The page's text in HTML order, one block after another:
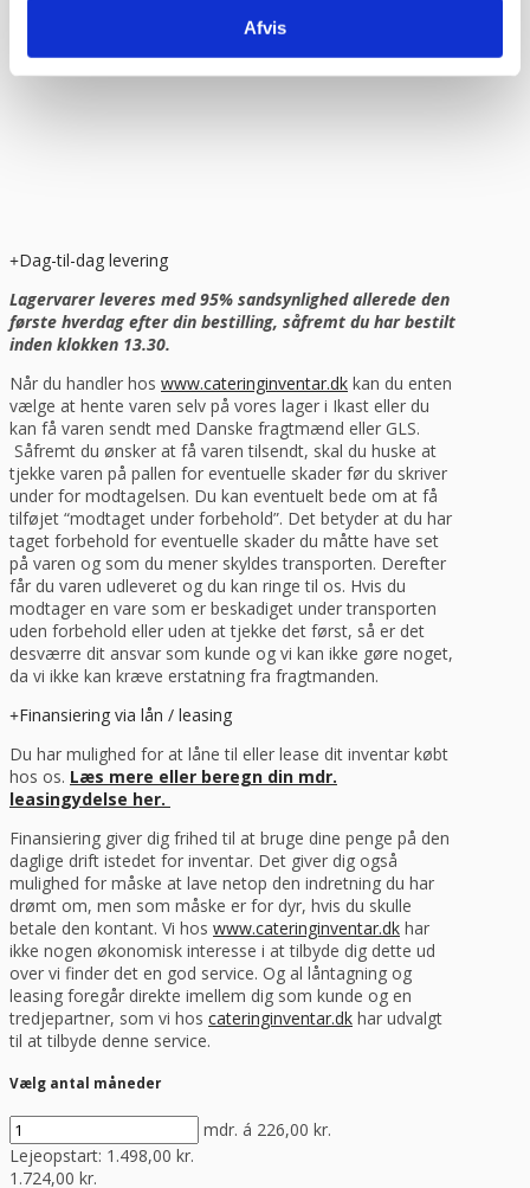
Afvis
Dag-til-dag levering
Lagervarer leveres med 95% sandsynlighed allerede den
første hverdag efter din bestilling, såfremt du har bestilt
inden klokken 13.30.
Når du handler hos www.cateringinventar.dk kan du enten
vælge at hente varen selv på vores lager i Ikast eller du
kan få varen sendt med Danske fragtmænd eller GLS.
Såfremt du ønsker at få varen tilsendt, skal du huske at
tjekke varen på pallen for eventuelle skader før du skriver
under for modtagelsen. Du kan eventuelt bede om at få
tilføjet “modtaget under forbehold”. Det betyder at du har
taget forbehold for eventuelle skader du måtte have set
på varen og som du mener skyldes transporten. Derefter
får du varen udleveret og du kan ringe til os. Hvis du
modtager en vare som er beskadiget under transporten
uden forbehold eller uden at tjekke det først, så er det
desværre dit ansvar som kunde og vi kan ikke gøre noget,
da vi ikke kan kræve erstatning fra fragtmanden.
Finansiering via lån / leasing
Du har mulighed for at låne til eller lease dit inventar købt
hos os. Læs mere eller beregn din mdr.
leasingydelse her.
Finansiering giver dig frihed til at bruge dine penge på den
daglige drift istedet for inventar. Det giver dig også
mulighed for måske at lave netop den indretning du har
drømt om, men som måske er for dyr, hvis du skulle
betale den kontant. Vi hos www.cateringinventar.dk har
ikke nogen økonomisk interesse i at tilbyde dig dette ud
over vi finder det en god service. Og al låntagning og
leasing foregår direkte imellem dig som kunde og en
tredjepartner, som vi hos cateringinventar.dk har udvalgt
til at tilbyde denne service.
Vælg antal måneder
mdr. á 226,00 kr.
Lejeopstart: 1.498,00 kr.
1.724,00 kr.